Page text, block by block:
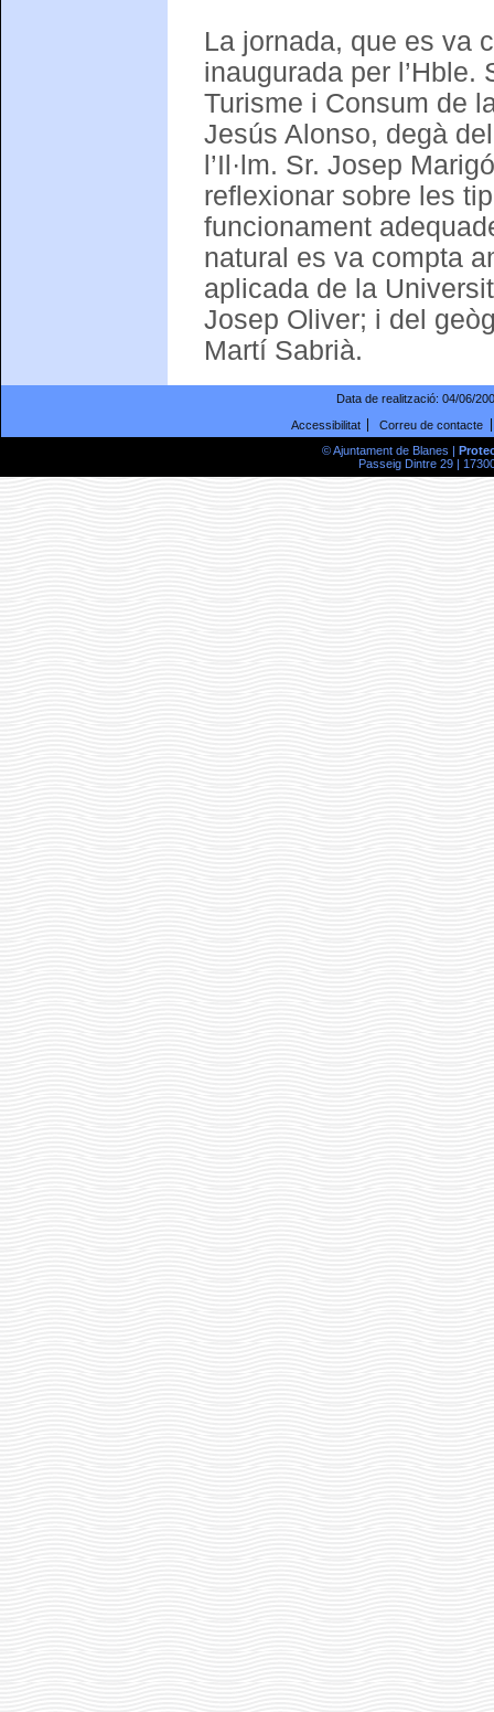
La jornada, que es va
inaugurada per
Turisme i Consum de
Jesús Alonso, degà
l’Il·lm. Sr. Josep
reflexionar sobre les
funcionament
natural es va compta
aplicada de la
Josep Oliver; i del
Martí Sabrià.
Data de realització: 04/06/
Accessibilitat
Correu de contacte
© Ajuntament de Blanes |
Passeig Dintre 29 |